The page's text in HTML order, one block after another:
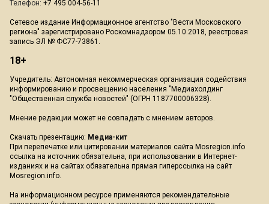
Телефон: +7 495 004-56-11
Сетевое издание Информационное агентство "Вести Московского
региона" зарегистрировано Роскомнадзором 05.10.2018, реестровая
запись ЭЛ № ФС77-73861.
18+
Учредитель: Автономная некоммерческая организация содействия
информированию и просвещению населения "Медиахолдинг
"Общественная служба новостей" (ОГРН 1187700006328).
Мнение редакции может не совпадать с мнением авторов.
Скачать презентацию: Медиа-кит
При перепечатке или цитировании материалов сайта Mosregion.info
ссылка на источник обязательна, при использовании в Интернет-
изданиях и на сайтах обязательна прямая гиперссылка на сайт
Mosregion.info.
На информационном ресурсе применяются рекомендательные